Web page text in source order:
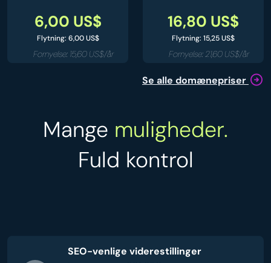
6,00 US$
Flytning: 6,00 US$
Fornyelse: 15,60 US$/år
16,80 US$
Flytning: 15,25 US$
Fornyelse: 21,60 US$/år
Se alle domænepriser
Mange muligheder.
Fuld kontrol
SEO-venlige viderestillinger